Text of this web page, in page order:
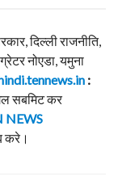
दिल्ली राजनीति,
नोएडा, यमुना
:
सबमिट कर
NEWS
करे।